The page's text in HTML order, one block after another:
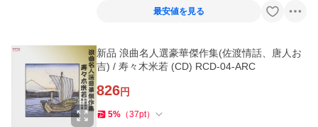
最安値を見る
新品 浪曲名人選豪華傑作集(佐渡情話、唐人お
吉) / 寿々木米若 (CD) RCD-04-ARC
826円
5% （37pt）